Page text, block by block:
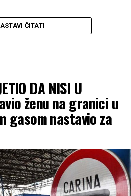
ČITATI
DA NISI U
ženu na granici u
gasom nastavio za